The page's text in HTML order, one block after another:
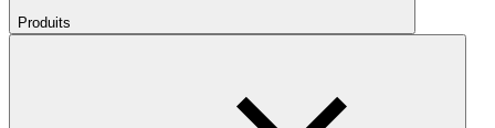
Produits